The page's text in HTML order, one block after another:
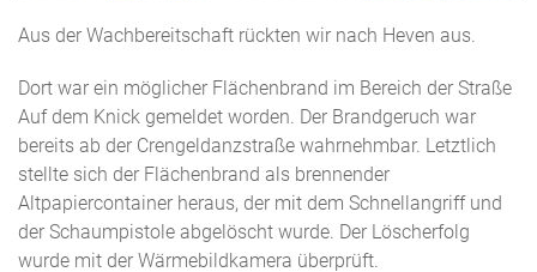
Aus der Wachbereitschaft rückten wir nach Heven aus.
Dort war ein möglicher Flächenbrand im Bereich der Straße
Auf dem Knick gemeldet worden. Der Brandgeruch war
bereits ab der Crengeldanzstraße wahrnehmbar. Letztlich
stellte sich der Flächenbrand als brennender
Altpapiercontainer heraus, der mit dem Schnellangriff und
der Schaumpistole abgelöscht wurde. Der Löscherfolg
wurde mit der Wärmebildkamera überprüft.